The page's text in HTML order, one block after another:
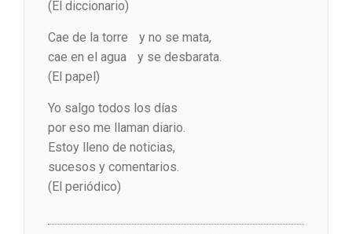
(El diccionario)
Cae de la torre y no se mata,
cae en el agua y se desbarata.
(El papel)
Yo salgo todos los días
por eso me llaman diario.
Estoy lleno de noticias,
sucesos y comentarios.
(El periódico)